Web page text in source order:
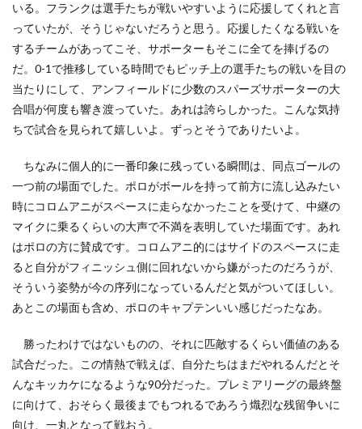
いる。フランクは選手たちが戦いやすいように応援してくれと言
っていたが、そうじゃないだろうと思う。応援したくなる戦いを
するチームがあってこそ、サポーターもそこに全てを捧げるの
だ。0-1で推移している時間でもピッチ上の選手たちの戦いを目の
当たりにして、アンフィールドに少数のスパーズサポーターの大
合唱が何度も響き渡っていた。あれは誇らしかった。こんな気持
ちで試合を見られて嬉しいよ。ずっとそうでありたいよ。
ちなみに個人的に一番印象に残っている瞬間は、同点ゴールの
一つ前の場面でした。ポロがボールを持って前方に流し込みたい
時にコロムアニがスペースに走らなかったことを受けて、中継の
マイクに乗るくらいの大声で不満を表明していた場面です。あれ
はポロの方に賛成です。コロムアニ的にはサイドのスペースに走
ると自分がフィニッシュ側に回れないから嫌がったのだろうが、
そういう姿勢が今の序列になっているんだと気がついてほしい。
あとこの場面も含め、ポロのキャプテンいい感じだったなあ。
勝ったわけではないものの、それに匹敵するくらい価値のある
試合だった。この情熱で戦えば、自分たちはまだやれるんだとそ
んなキッカケになるような90分だった。プレミアリーグの最終盤
に向けて、おそらく最後までもつれるであろう熾烈な残留争いに
向け、一丸となって戦おう。